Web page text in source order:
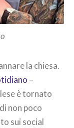
la chiesa.
–
è tornato
non poco
sui social